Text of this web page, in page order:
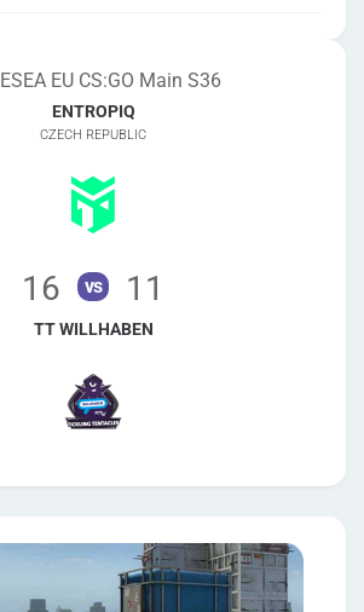
ESEA EU CS:GO Main S36
ENTROPIQ
CZECH REPUBLIC
16 vs 11
TT WILLHABEN